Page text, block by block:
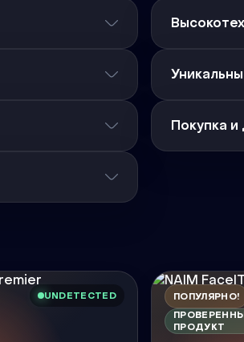
Покупка и
UNDETECTED
ПОПУЛЯРНО!
ПРОДУКТ